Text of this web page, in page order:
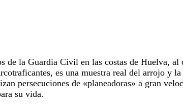
de la Guardia Civil en las costas de Huelva, al
es una muestra real del arrojo y
persecuciones de «planeadoras» a gran
su vida.